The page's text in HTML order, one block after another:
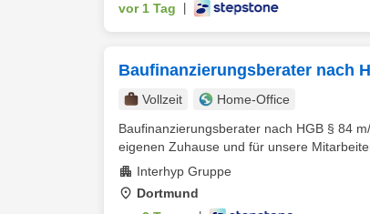
vor 1 Tag
Baufinanzierungsberater nach
Vollzeit
Home-Office
Baufinanzierungsberater nach HGB § 84
eigenen Zuhause und für unsere
Interhyp Gruppe
Dortmund